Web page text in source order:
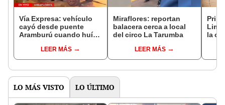
Vía Expresa: vehículo
cayó desde puente
Aramburú cuando huía
LEER MÁS
Miraflores: reportan
balacera cerca a local
del circo La Tarumba
LEER MÁS
la
LO MÁS VISTO LO ÚLTIMO